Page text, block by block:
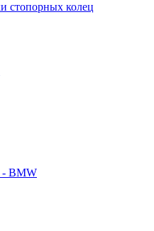
стопорных колец
- BMW